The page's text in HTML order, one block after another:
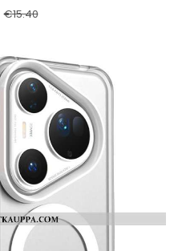
€15.40